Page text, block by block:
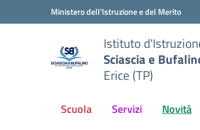
Vai ai contenuti
Vai al menu di navigazioneMinistero dell'Istruzione e del Merito
Istituto
Sciascia e
Erice (TP)
Scuola Servizi Novità